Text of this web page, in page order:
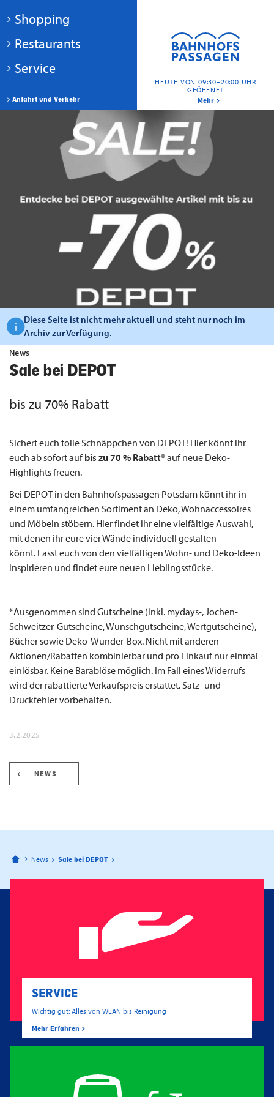
HEUTE VON 09:30–20:00 UHR
GEÖFFNET
Mehr
Anfahrt und Verkehr
Shopping
Restaurants
Service
Diese Seite ist nicht mehr aktuell und steht nur noch im
Archiv zur Verfügung.
News
Sale bei DEPOT
bis zu 70% Rabatt
Sichert euch tolle Schnäppchen von DEPOT! Hier könnt ihr
euch ab sofort aufbis zu 70 % Rabatt*auf neue Deko-
Highlights freuen.
Bei DEPOT in den Bahnhofspassagen Potsdam könnt ihr in
einem umfangreichen Sortiment an Deko, Wohnaccessoires
und Möbeln stöbern. Hier findet ihr eine vielfältige Auswahl,
mit denen ihr eure vier Wände individuell gestalten
könnt. Lasst euch von den vielfältigen Wohn- und Deko-Ideen
inspirieren und findet eure neuen Lieblingsstücke.
*Ausgenommen sind Gutscheine (inkl. mydays-, Jochen-
Schweitzer-Gutscheine, Wunschgutscheine, Wertgutscheine),
Bücher sowie Deko-Wunder-Box. Nicht mit anderen
Aktionen/Rabatten kombinierbar und pro Einkauf nur einmal
einlösbar. Keine Barablöse möglich. Im Fall eines Widerrufs
wird der rabattierte Verkaufspreis erstattet. Satz- und
Druckfehler vorbehalten.
3.2.2025
NEWS
Bahnhofspassagen Potsdam
News Sale bei DEPOT
SERVICE
Wichtig gut: Alles von WLAN bis Reinigung
Mehr Erfahren